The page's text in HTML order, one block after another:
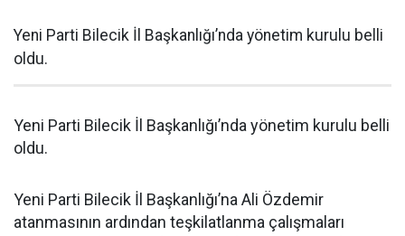
Yeni Parti Bilecik İl Başkanlığı’nda yönetim kurulu belli
oldu.
Yeni Parti Bilecik İl Başkanlığı’nda yönetim kurulu belli
oldu.
Yeni Parti Bilecik İl Başkanlığı’na Ali Özdemir
atanmasının ardından teşkilatlanma çalışmaları